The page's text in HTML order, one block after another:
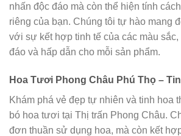
nhấn độc đáo mà còn thể hiện tính
riêng của bạn. Chúng tôi tự hào mang
với sự kết hợp tinh tế của các màu
đáo và hấp dẫn cho mỗi sản phẩm.
Hoa Tươi Phong Châu Phú Thọ –
Khám phá vẻ đẹp tự nhiên và tinh hoa
bó hoa tươi tại Thị trấn Phong Châu.
đơn thuần sử dụng hoa, mà còn kết